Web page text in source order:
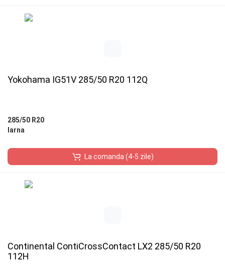
Yokohama IG51V 285/50 R20 112Q
285/50 R20
Iarna
La comanda (4-5 zile)
Continental ContiCrossContact LX2 285/50 R20
112H